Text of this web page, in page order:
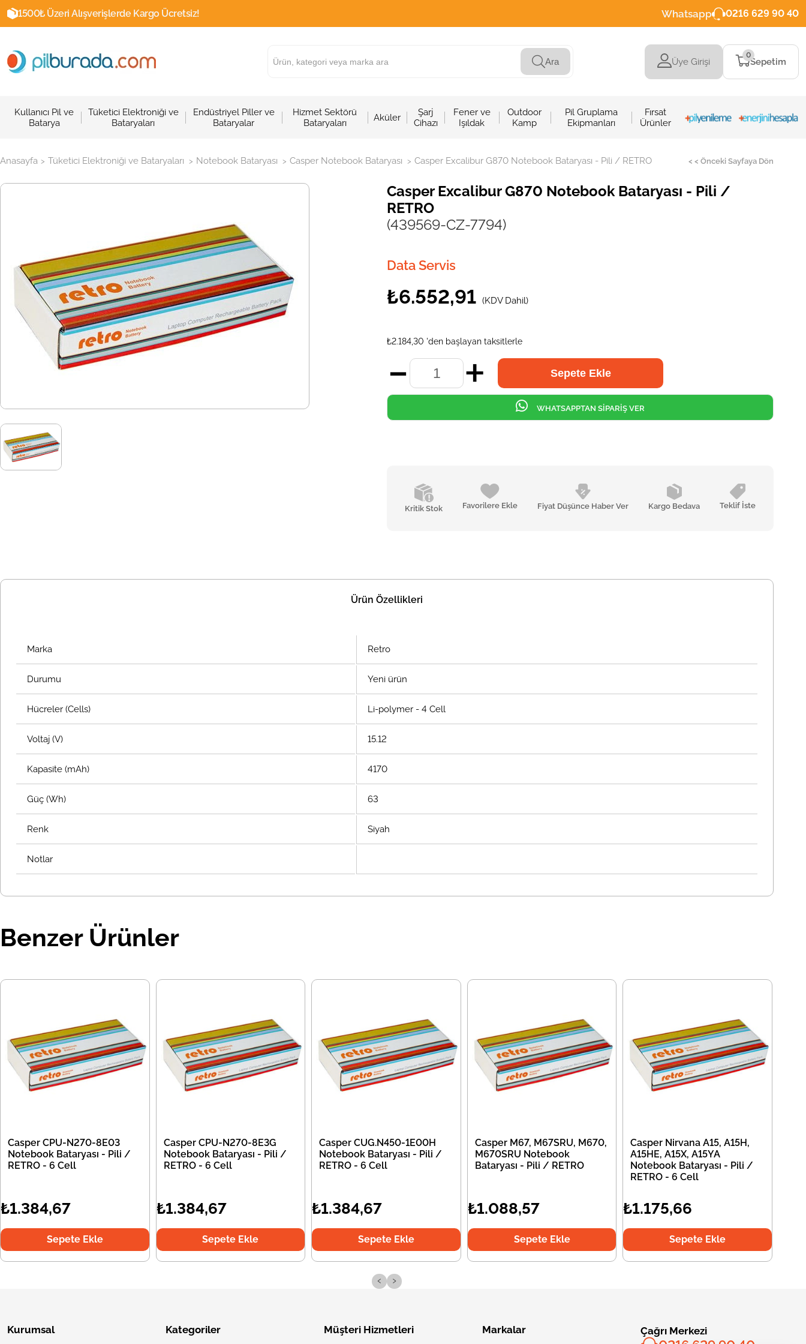
1500₺ Üzeri Alışverişlerde Kargo Ücretsiz! Whatsapp 0216 629 90 40
Ara Üye Girişi Sepetim
0
Kullanıcı Pil ve
Batarya
Tüketici Elektroniği ve
Bataryaları
Endüstriyel Piller ve
Bataryalar
Hizmet Sektörü
Bataryaları
Aküler
Şarj
Cihazı
Fener ve
Işıldak
Outdoor
Kamp
Pil Gruplama
Ekipmanları
Fırsat
Ürünler
Anasayfa > Tüketici Elektroniği ve Bataryaları > Notebook Bataryası > Casper Notebook Bataryası > Casper Excalibur G870 Notebook Bataryası - Pili / RETRO < < Önceki Sayfaya Dön
Casper Excalibur G870 Notebook Bataryası - Pili /
RETRO
(439569-CZ-7794)
Data Servis
₺6.552,91 (KDV Dahil)
₺2.184,30 'den başlayan taksitlerle
Kritik Stok Favorilere Ekle Fiyat Düşünce Haber Ver Kargo Bedava Teklif İste
WHATSAPPTAN SİPARİŞ VER
Ürün Özellikleri
Marka Retro
Durumu Yeni ürün
Hücreler (Cells) Li-polymer - 4 Cell
Voltaj (V) 15.12
Kapasite (mAh) 4170
Güç (Wh) 63
Renk Siyah
Notlar
Benzer Ürünler
Casper CPU-N270-8E03
Notebook Bataryası - Pili /
RETRO - 6 Cell
₺1.384,67
Sepete Ekle
Casper CPU-N270-8E3G
Notebook Bataryası - Pili /
RETRO - 6 Cell
₺1.384,67
Sepete Ekle
Casper CUG.N450-1E00H
Notebook Bataryası - Pili /
RETRO - 6 Cell
₺1.384,67
Sepete Ekle
Casper M67, M67SRU, M670,
M670SRU Notebook
Bataryası - Pili / RETRO
₺1.088,57
Sepete Ekle
Casper Nirvana A15, A15H,
A15HE, A15X, A15YA
Notebook Bataryası - Pili /
RETRO - 6 Cell
₺1.175,66
Sepete Ekle
‹ ›
Kurumsal Kategoriler Müşteri Hizmetleri Markalar Çağrı Merkezi